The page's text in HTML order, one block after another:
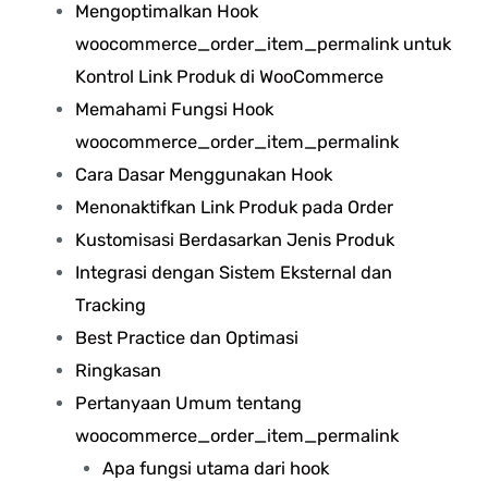
Mengoptimalkan Hook
woocommerce_order_item_permalink untuk
Kontrol Link Produk di WooCommerce
Memahami Fungsi Hook
woocommerce_order_item_permalink
Cara Dasar Menggunakan Hook
Menonaktifkan Link Produk pada Order
Kustomisasi Berdasarkan Jenis Produk
Integrasi dengan Sistem Eksternal dan
Tracking
Best Practice dan Optimasi
Ringkasan
Pertanyaan Umum tentang
woocommerce_order_item_permalink
Apa fungsi utama dari hook